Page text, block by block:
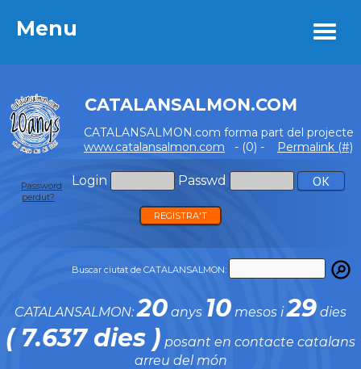
Menu
CATALANSALMON.COM
CATALANSALMON.com forma part del projecte
www.catalansalmon.com - (0) - Permalink (#)
Login Passwd
Password
perdut?
REGISTRA'T
Buscar ciutat de CATALANSALMON:
CATALANSALMON:20 anys 10 mesos i29 dies
( 7.637 dies ) posant en contacte catalans
arreu del món
Menu